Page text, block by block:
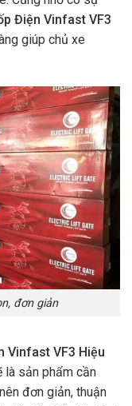
Điện Vinfast VF3
giúp chủ xe
đơn giản
Vinfast VF3 Hiệu
là sản phẩm cần
đơn giản, thuận